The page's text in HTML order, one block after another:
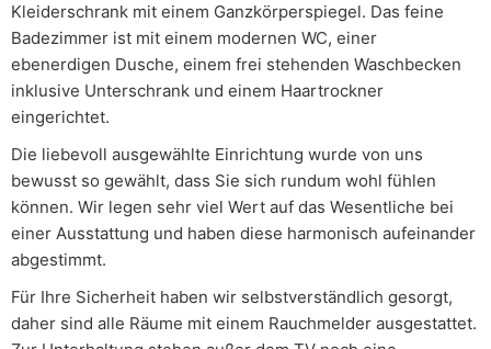
Kleiderschrank mit einem Ganzkörperspiegel. Das feine
Badezimmer ist mit einem modernen WC, einer
ebenerdigen Dusche, einem frei stehenden Waschbecken
inklusive Unterschrank und einem Haartrockner
eingerichtet.
Die liebevoll ausgewählte Einrichtung wurde von uns
bewusst so gewählt, dass Sie sich rundum wohl fühlen
können. Wir legen sehr viel Wert auf das Wesentliche bei
einer Ausstattung und haben diese harmonisch aufeinander
abgestimmt.
Für Ihre Sicherheit haben wir selbstverständlich gesorgt,
daher sind alle Räume mit einem Rauchmelder ausgestattet.